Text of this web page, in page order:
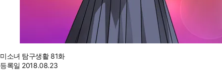
미소녀 탐구생활 81화
등록일 2018.08.23